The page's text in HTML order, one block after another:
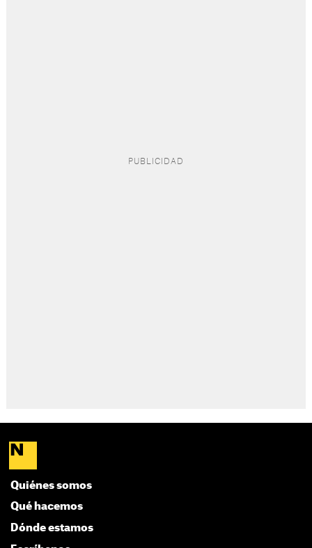
Quiénes somos
Qué hacemos
Dónde estamos